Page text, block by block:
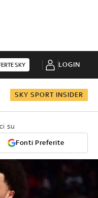
SKY LOGIN
SKY SPORT INSIDER
su
Fonti Preferite